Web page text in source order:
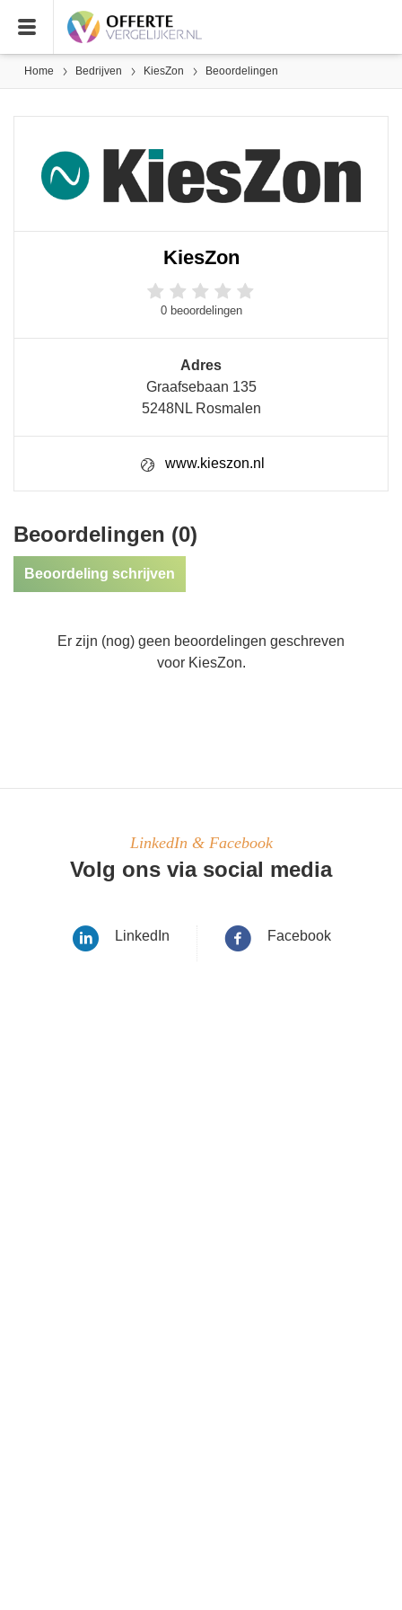
Home Bedrijven KiesZon Beoordelingen
KiesZon
0 beoordelingen
Adres
Graafsebaan 135
5248NL Rosmalen
www.kieszon.nl
Beoordelingen (0)
Beoordeling schrijven
Er zijn (nog) geen beoordelingen geschreven
voor KiesZon.
LinkedIn & Facebook
Volg ons via social media
LinkedIn Facebook